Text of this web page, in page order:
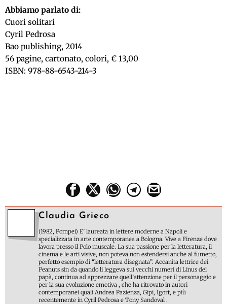
Abbiamo parlato di:
Cuori solitari
Cyril Pedrosa
Bao publishing, 2014
56 pagine, cartonato, colori, € 13,00
ISBN: 978-88-6543-214-3
Claudia Grieco
(1982, Pompei) E’ laureata in lettere moderne a Napoli e
specializzata in arte contemporanea a Bologna. Vive a Firenze dove
lavora presso il Polo museale. La sua passione per la letteratura, il
cinema e le arti visive, non poteva non estendersi anche al fumetto,
perfetto esempio di “letteratura disegnata”. Accanita lettrice dei
Peanuts sin da quando li leggeva sui vecchi numeri di Linus del
papà, continua ad apprezzare quell’attenzione per il personaggio e
per la sua evoluzione emotiva , che ha ritrovato in autori
contemporanei quali Andrea Pazienza, Gipi, Igort, e più
recentemente in Cyril Pedrosa e Tony Sandoval .